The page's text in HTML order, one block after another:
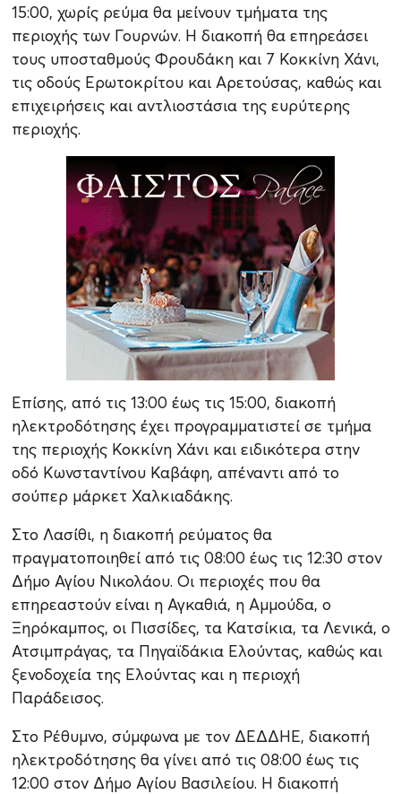
15:00, χωρίς ρεύμα θα μείνουν τμήματα της
περιοχής των Γουρνών. Η διακοπή θα επηρεάσει
τους υποσταθμούς Φρουδάκη και 7 Κοκκίνη Χάνι,
τις οδούς Ερωτοκρίτου και Αρετούσας, καθώς και
επιχειρήσεις και αντλιοστάσια της ευρύτερης
περιοχής.
Επίσης, από τις 13:00 έως τις 15:00, διακοπή
ηλεκτροδότησης έχει προγραμματιστεί σε τμήμα
της περιοχής Κοκκίνη Χάνι και ειδικότερα στην
οδό Κωνσταντίνου Καβάφη, απέναντι από το
σούπερ μάρκετ Χαλκιαδάκης.
Στο Λασίθι, η διακοπή ρεύματος θα
πραγματοποιηθεί από τις 08:00 έως τις 12:30 στον
Δήμο Αγίου Νικολάου. Οι περιοχές που θα
επηρεαστούν είναι η Αγκαθιά, η Αμμούδα, ο
Ξηρόκαμπος, οι Πισσίδες, τα Κατσίκια, τα Λενικά, ο
Ατσιμπράγας, τα Πηγαϊδάκια Ελούντας, καθώς και
ξενοδοχεία της Ελούντας και η περιοχή
Παράδεισος.
Στο Ρέθυμνο, σύμφωνα με τον ΔΕΔΔΗΕ, διακοπή
ηλεκτροδότησης θα γίνει από τις 08:00 έως τις
12:00 στον Δήμο Αγίου Βασιλείου. Η διακοπή